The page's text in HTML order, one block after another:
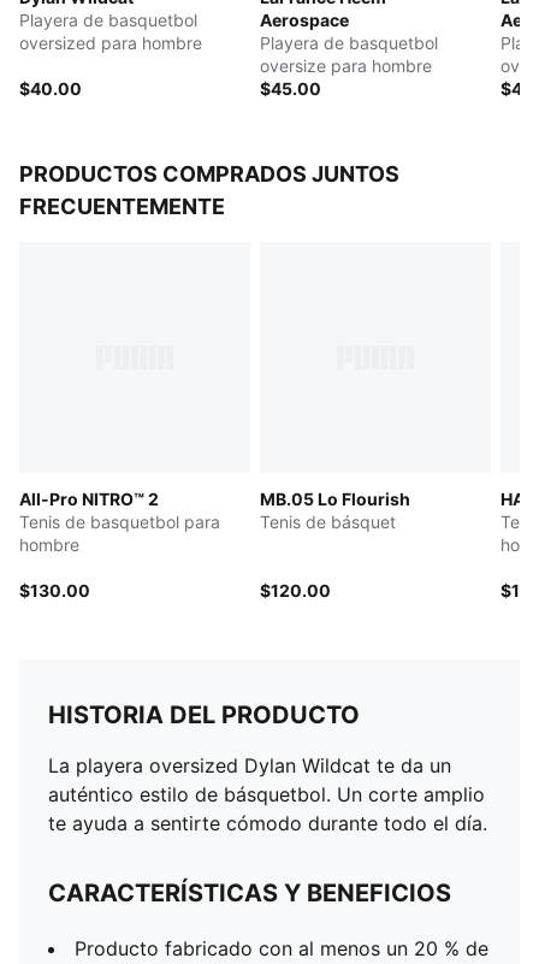
Playera de basquetbol
oversized para hombre
$40.00
Aerospace
Playera de basquetbol
oversize para hombre
$45.00
PRODUCTOS COMPRADOS JUNTOS
FRECUENTEMENTE
All-Pro NITRO™ 2
Tenis de basquetbol para
hombre
$130.00
MB.05 Lo Flourish
Tenis de básquet
$120.00
HISTORIA DEL PRODUCTO
La playera oversized Dylan Wildcat te da un
auténtico estilo de básquetbol. Un corte amplio
te ayuda a sentirte cómodo durante todo el día.
CARACTERÍSTICAS Y BENEFICIOS
Producto fabricado con al menos un 20 % de